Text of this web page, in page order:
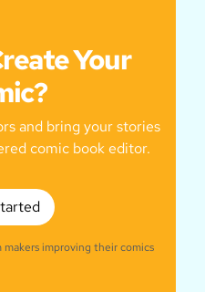
Your
and bring your stories
comic book editor.
improving their comics